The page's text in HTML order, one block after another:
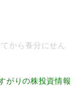
から養分にせん
がりの株投資情報